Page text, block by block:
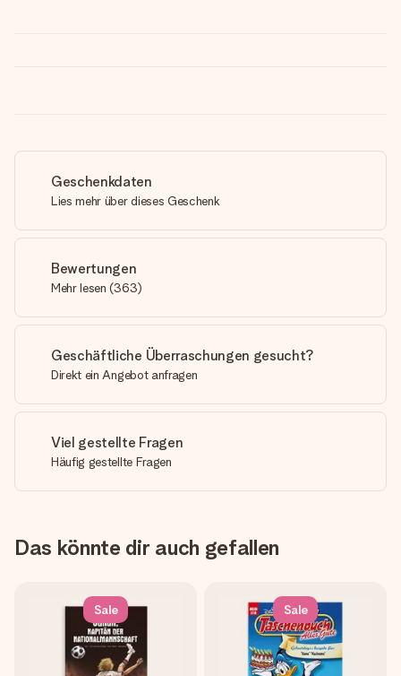
Geschenkdaten
Lies mehr über dieses Geschenk
Bewertungen
Mehr lesen (363)
Geschäftliche Überraschungen gesucht?
Direkt ein Angebot anfragen
Viel gestellte Fragen
Häufig gestellte Fragen
Das könnte dir auch gefallen
Sale Sale